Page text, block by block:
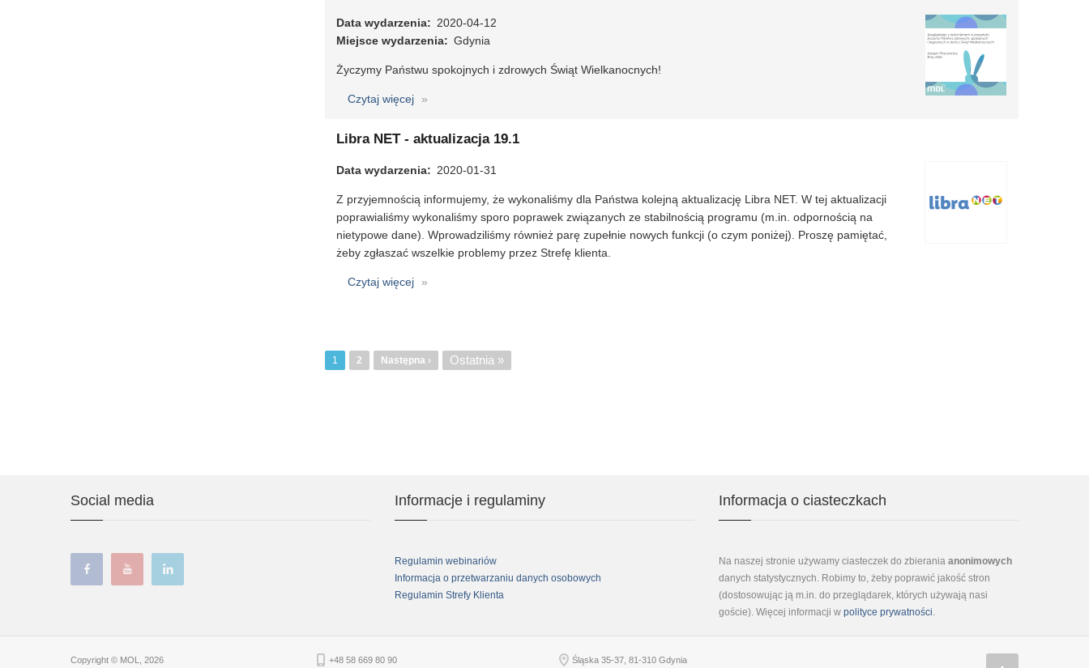
Bibliotek
Data wydarzenia
2020-04-12
Miejsce wydarzenia
Gdynia
Życzymy Państwu spokojnych i zdrowych Świąt Wielkanocnych!
Czytaj więcej
o
Wielkanocne
Libra NET - aktualizacja 19.1
Data wydarzenia 2020-01-31
Z przyjemnością informujemy, że wykonaliśmy dla Państwa kolejną aktualizację Libra NET. W tej aktualizacji
poprawialiśmy wykonaliśmy sporo poprawek związanych ze stabilnością programu (m.in. odpornością na
nietypowe dane). Wprowadziliśmy również parę zupełnie nowych funkcji (o czym poniżej). Proszę pamiętać,
żeby zgłaszać wszelkie problemy przez Strefę klienta.
Czytaj więcej
o
aktualizacja
19.1
1 Strona
2
Następna
Następna ›
Ostatnia
Ostatnia »
Social media Informacje i regulaminy
Regulamin webinariów
Informacja o przetwarzaniu danych osobowych
Regulamin Strefy Klienta
Informacja o ciasteczkach
Na naszej stronie używamy ciasteczek do zbierania anonimowych
danych statystycznych. Robimy to, żeby poprawić jakość stron
(dostosowując ją m.in. do przeglądarek, których używają nasi
goście). Więcej informacji w polityce prywatności.
Copyright © MOL, 2026 +48 58 669 80 90 Śląska 35-37, 81-310 Gdynia